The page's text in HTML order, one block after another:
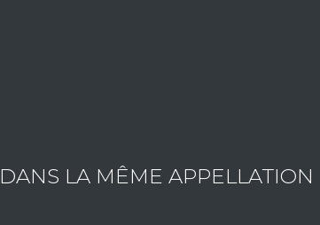
DANS LA MÊME APPELLATION